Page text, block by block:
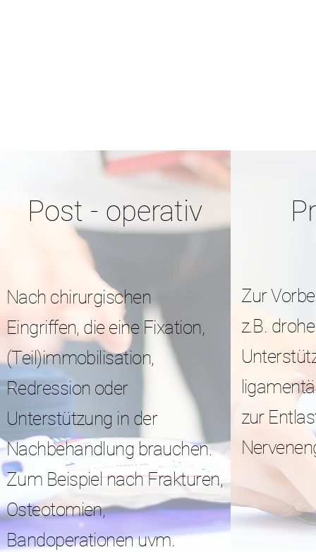
Post - operativ
Nach chirurgischen
Eingriffen, die eine Fixation,
(Teil)immobilisation,
Redression oder
Unterstützung in der
Nachbehandlung brauchen.
Zum Beispiel nach Frakturen,
Osteotomien,
Bandoperationen uvm.
Zur
z.B.
zur